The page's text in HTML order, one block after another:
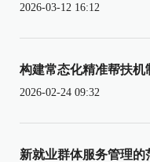
2026-03-12 16:12
构建常态化精准帮扶机
2026-02-24 09:32
新就业群体服务管理